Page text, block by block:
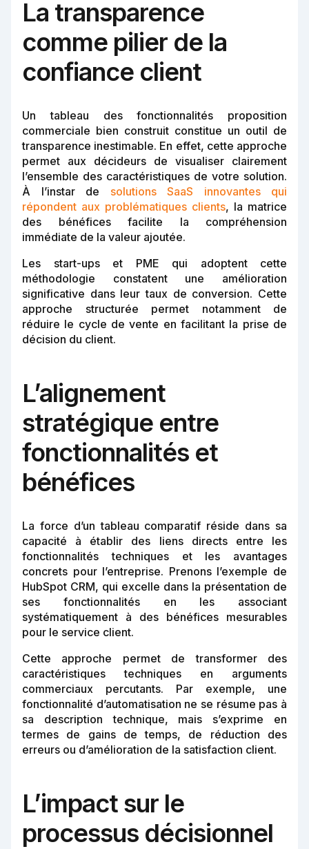
La transparence
comme pilier de la
confiance client
Un tableau des fonctionnalités proposition
commerciale bien construit constitue un outil de
transparence inestimable. En effet, cette approche
permet aux décideurs de visualiser clairement
l’ensemble des caractéristiques de votre solution.
À l’instar de solutions SaaS innovantes qui
répondent aux problématiques clients, la matrice
des bénéfices facilite la compréhension
immédiate de la valeur ajoutée.
Les start-ups et PME qui adoptent cette
méthodologie constatent une amélioration
significative dans leur taux de conversion. Cette
approche structurée permet notamment de
réduire le cycle de vente en facilitant la prise de
décision du client.
L’alignement
stratégique entre
fonctionnalités et
bénéfices
La force d’un tableau comparatif réside dans sa
capacité à établir des liens directs entre les
fonctionnalités techniques et les avantages
concrets pour l’entreprise. Prenons l’exemple de
HubSpot CRM, qui excelle dans la présentation de
ses fonctionnalités en les associant
systématiquement à des bénéfices mesurables
pour le service client.
Cette approche permet de transformer des
caractéristiques techniques en arguments
commerciaux percutants. Par exemple, une
fonctionnalité d’automatisation ne se résume pas à
sa description technique, mais s’exprime en
termes de gains de temps, de réduction des
erreurs ou d’amélioration de la satisfaction client.
L’impact sur le
processus décisionnel